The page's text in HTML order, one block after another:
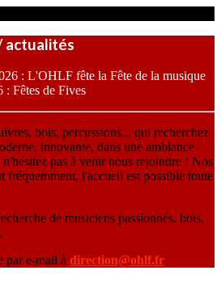
actualités
: L'OHLF fête la Fête de la musique
: Fêtes de Fives
bois, percussions... qui recherchez
innovante, dans une ambiance
pas à venir nous rejoindre ! Nos
fréquemment, l'accueil est possible toute
de musiciens passionnés, bois,
par e-mail à direction@ohlf.fr